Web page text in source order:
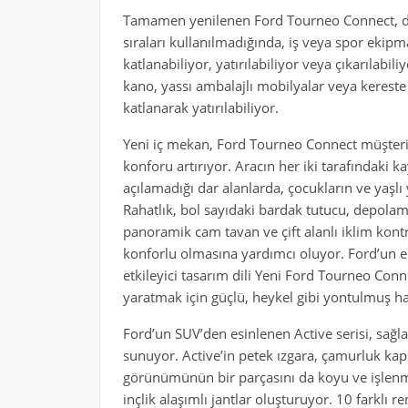
Tamamen yenilenen Ford Tourneo
sıraları kullanılmadığında, iş veya spor
katlanabiliyor, yatırılabiliyor veya
kano, yassı ambalajlı mobilyalar veya
katlanarak yatırılabiliyor.
Yeni iç mekan, Ford Tourneo Connect
konforu artırıyor. Aracın her iki tarafındaki
açılamadığı dar alanlarda, çocukların ve
Rahatlık, bol sayıdaki bardak tutucu,
panoramik cam tavan ve çift alanlı iklim
konforlu olmasına yardımcı oluyor.
etkileyici tasarım dili Yeni Ford Tourneo
yaratmak için güçlü, heykel gibi yontulmuş
Ford’un SUV’den esinlenen Active serisi,
sunuyor. Active’in petek ızgara, çamurluk
görünümünün bir parçasını da koyu ve
inçlik alaşımlı jantlar oluşturuyor. 10 farklı